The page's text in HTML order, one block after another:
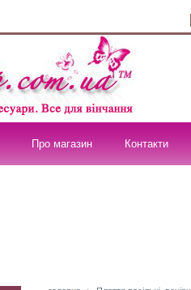
Про магазин Контакти